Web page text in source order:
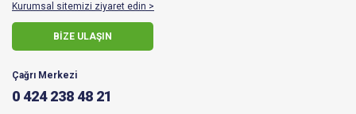
Kurumsal sitemizi ziyaret edin >
BİZE ULAŞIN
Çağrı Merkezi
0 424 238 48 21